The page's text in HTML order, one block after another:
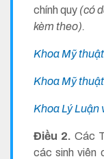
chính quy (có
kèm theo).
Khoa Mỹ
Khoa Mỹ
Khoa Lý Luận
Điều 2. Các
các sinh viên